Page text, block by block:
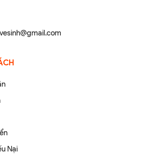
Nại